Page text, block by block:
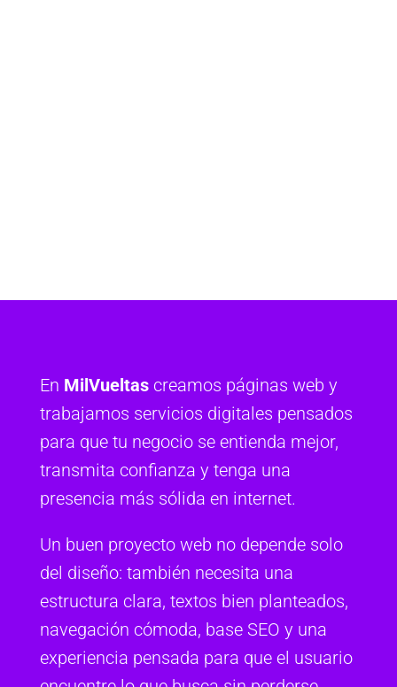
En MilVueltascreamos páginas web y
trabajamos servicios digitales pensados
para que tu negocio se entienda mejor,
transmita confianza y tenga una
presencia más sólida en internet.
Un buen proyecto web no depende solo
del diseño: también necesita una
estructura clara, textos bien planteados,
navegación cómoda, base SEO y una
experiencia pensada para que el usuario